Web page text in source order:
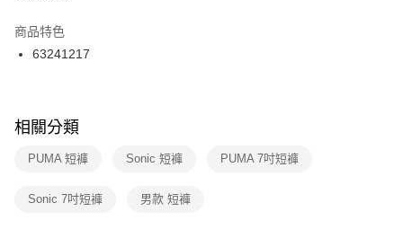
２．訂單成立數日內，您將收到繳費通知簡訊。
３．收到繳費通知簡訊後14天內，點擊此簡訊中的連結，可透過四大超商／
ATM／網路銀行／等多元方式進行付款，方視為交易完成。
※ 交易是否成功請以「AFTEE先享後付 」之結帳頁面顯示為準，若有關於
是否繳費成功／繳費後需取消欲退款等相關疑問，請聯繫「AFTEE先享後付
客戶支援中心」
https://netprotections.freshdesk.com/support/home
１．透過由恩沛科技股份有限公司提供之「AFTEE先享後付」服務完成之交
付款後門市自取
每筆NT$100，滿NT$1,500(含以上)免運費
商品特色
63241217
相關分類
PUMA 短褲 Sonic 短褲 PUMA 7吋短褲
Sonic 7吋短褲 男款 短褲